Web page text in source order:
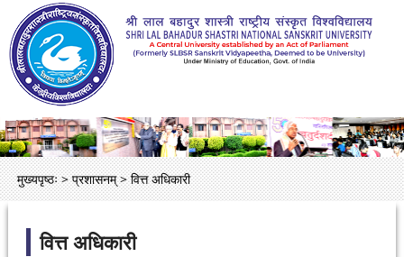
मुख्यपृष्ठः > प्रशासनम् > वित्त अधिकारी
वित्त अधिकारी